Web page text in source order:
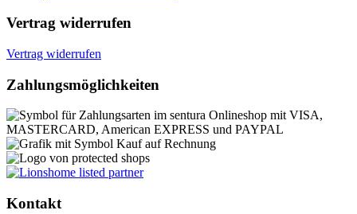
Vertrag widerrufen
Vertrag widerrufen
Zahlungsmöglichkeiten
Kontakt